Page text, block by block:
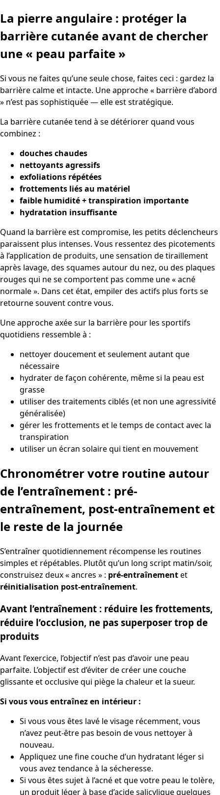
La pierre angulaire : protéger la
barrière cutanée avant de chercher
une « peau parfaite »
Si vous ne faites qu’une seule chose, faites ceci : gardez la
barrière calme et intacte. Une approche « barrière d’abord
» n’est pas sophistiquée — elle est stratégique.
La barrière cutanée tend à se détériorer quand vous
combinez :
douches chaudes
nettoyants agressifs
exfoliations répétées
frottements liés au matériel
faible humidité + transpiration importante
hydratation insuffisante
Quand la barrière est compromise, les petits déclencheurs
paraissent plus intenses. Vous ressentez des picotements
à l’application de produits, une sensation de tiraillement
après lavage, des squames autour du nez, ou des plaques
rouges qui ne se comportent pas comme une « acné
normale ». Dans cet état, empiler des actifs plus forts se
retourne souvent contre vous.
Une approche axée sur la barrière pour les sportifs
quotidiens ressemble à :
nettoyer doucement et seulement autant que
nécessaire
hydrater de façon cohérente, même si la peau est
grasse
utiliser des traitements ciblés (et non une agressivité
généralisée)
gérer les frottements et le temps de contact avec la
transpiration
utiliser un écran solaire qui tient en mouvement
Chronométrer votre routine autour
de l’entraînement : pré-
entraînement, post-entraînement et
le reste de la journée
S’entraîner quotidiennement récompense les routines
simples et répétables. Plutôt qu’un long script matin/soir,
construisez deux « ancres » : pré-entraînementet
réinitialisation post-entraînement.
Avant l’entraînement : réduire les frottements,
réduire l’occlusion, ne pas superposer trop de
produits
Avant l’exercice, l’objectif n’est pas d’avoir une peau
parfaite. L’objectif est d’éviter de créer une couche
glissante et occlusive qui piège la chaleur et la sueur.
Si vous vous entraînez en intérieur :
Si vous vous êtes lavé le visage récemment, vous
n’avez peut‑être pas besoin de vous nettoyer à
nouveau.
Appliquez une fine couche d’un hydratant léger si
vous avez tendance à la sécheresse.
Si vous êtes sujet à l’acné et que votre peau le tolère,
un produit léger à base d’acide salicylique quelques